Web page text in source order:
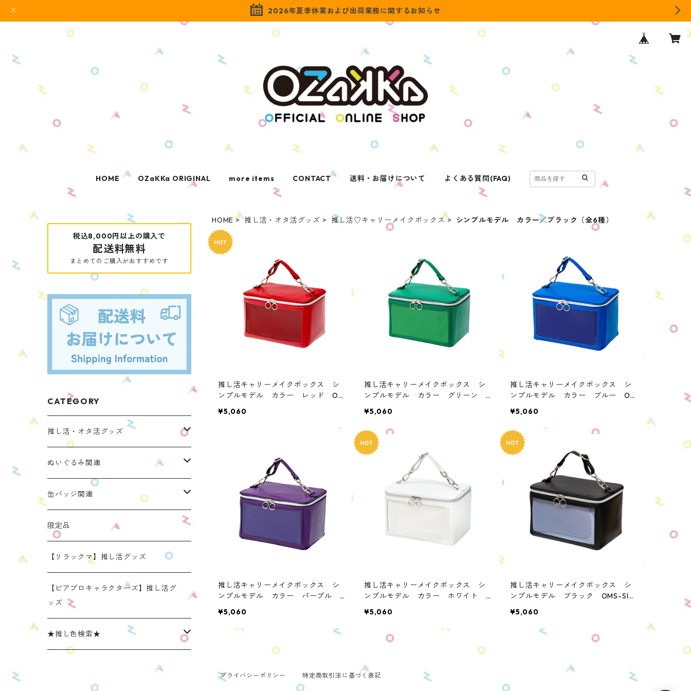
2026年夏季休業および出荷業務に関するお知らせ
HOME OZaKKa ORIGINAL more items CONTACT 送料・お届けについて よくある質問(FAQ)
HOME 推し活・オタ活グッズ 推し活♡キャリーメイクボックス シンプルモデル カラー／ブラック（全6種）
推し活キャリーメイクボックス シ
ンプルモデル カラー レッド OM
¥5,060
推し活キャリーメイクボックス シ
ンプルモデル カラー グリーン
¥5,060
推し活キャリーメイクボックス シ
ンプルモデル カラー ブルー OM
¥5,060
推し活キャリーメイクボックス シ
ンプルモデル カラー パープル
¥5,060
推し活キャリーメイクボックス シ
ンプルモデル カラー ホワイト
¥5,060
推し活キャリーメイクボックス シ
ンプルモデル ブラック OMS-SIM
¥5,060
税込8,000円以上の購入で
配送料無料
まとめてのご購入がおすすめです
CATEGORY
推し活・オタ活グッズ
ぬいのおくるみ ぬいくるみん
リラックマモデル（全１種）
OZaKKaオリジナルモデル
手と手がつながる つなぐるみん
どうぶつシリーズ(第1弾)
たべものシリーズ(第2弾)
きらきらぬいぐるみポーチ
【限定】星
スタンダード (本体の高さ：約16cm）
推し活コースターケース
ラウンド（丸型 2025年11月リニューアルモ
デル）
スクエア（四角型 2025年11月発売モデル）
缶バッジケース
ねこみみ缶バッジケース スタンダードカラ
ー
ねこみみ缶バッジケース メタリックカラー
推しごとショルダーパッド
リラックマモデル 推しごとショルダーパッ
推しごと現場トート
【リラックマ】推し活グッズ
ぬいぐるみ関連
ぬいのおくるみ ぬいくるみん
身長：約16cm【BIG】
身長：約12㎝
手と手がつながる つなぐるみん
きらきらぬいぐるみポーチ
スタンダード (本体の高さ：約16cm）
【限定】星モデル
リラックマ ぬい活アイテム
缶バッジ関連
ねこみみ缶バッジケース
くまみみ缶バッジケース
うさみみ缶バッジケース
リラックマ 缶バッジケース
ねこみみロゼットバッグチャーム
限定品
【リラックマ】推し活グッズ
【ピアプロキャラクターズ】推し活グ
ッズ
★推し色検索★
プライバシーポリシー 特定商取引法に基づく表記